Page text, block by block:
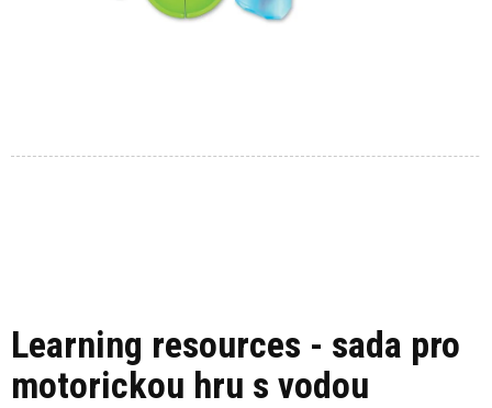
Learning resources - sada pro
motorickou hru s vodou